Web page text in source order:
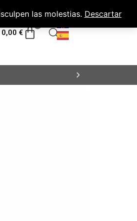
las molestias. Descartar
0,00 €